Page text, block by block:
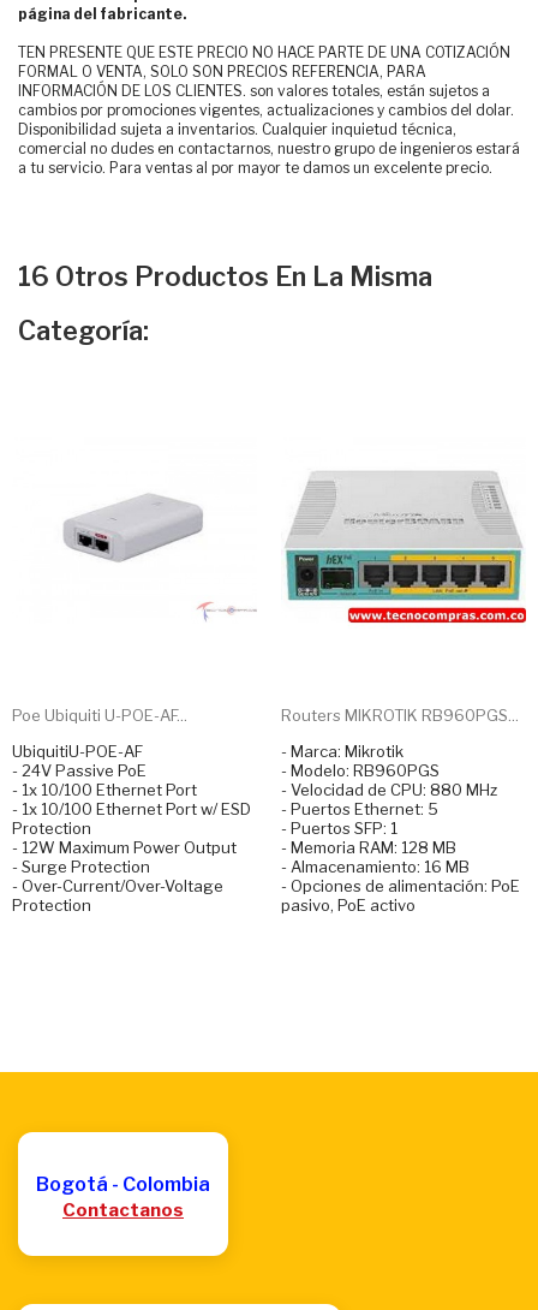
página del fabricante.
TEN PRESENTE QUE ESTE PRECIO NO HACE PARTE DE UNA COTIZACIÓN
FORMAL O VENTA, SOLO SON PRECIOS REFERENCIA, PARA
INFORMACIÓN DE LOS CLIENTES. son valores totales, están sujetos a
cambios por promociones vigentes, actualizaciones y cambios del dolar.
Disponibilidad sujeta a inventarios. Cualquier inquietud técnica,
comercial no dudes en contactarnos, nuestro grupo de ingenieros estará
a tu servicio. Para ventas al por mayor te damos un excelente precio.
16 Otros Productos En La Misma
Categoría:
Poe Ubiquiti U-POE-AF...
UbiquitiU-POE-AF
- 24V Passive PoE
- 1x 10/100 Ethernet Port
- 1x 10/100 Ethernet Port w/ ESD
Protection
- 12W Maximum Power Output
- Surge Protection
- Over-Current/Over-Voltage
Protection
Routers MIKROTIK RB960PGS...
- Marca: Mikrotik
- Modelo: RB960PGS
- Velocidad de CPU: 880 MHz
- Puertos Ethernet: 5
- Puertos SFP: 1
- Memoria RAM: 128 MB
- Almacenamiento: 16 MB
- Opciones de alimentación: PoE
pasivo, PoE activo
Bogotá - Colombia
Contactanos